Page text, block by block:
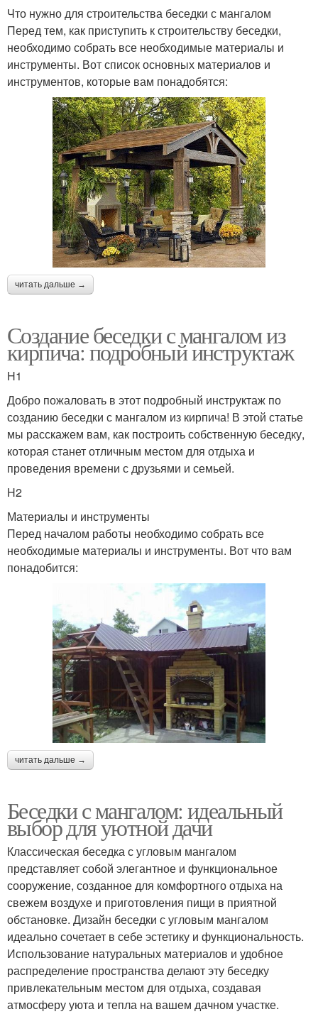
Что нужно для строительства беседки с мангалом
Перед тем, как приступить к строительству беседки,
необходимо собрать все необходимые материалы и
инструменты. Вот список основных материалов и
инструментов, которые вам понадобятся:
читать дальше →
Создание беседки с мангалом из
кирпича: подробный инструктаж
H1
Добро пожаловать в этот подробный инструктаж по
созданию беседки с мангалом из кирпича! В этой статье
мы расскажем вам, как построить собственную беседку,
которая станет отличным местом для отдыха и
проведения времени с друзьями и семьей.
H2
Материалы и инструменты
Перед началом работы необходимо собрать все
необходимые материалы и инструменты. Вот что вам
понадобится:
читать дальше →
Беседки с мангалом: идеальный
выбор для уютной дачи
Классическая беседка с угловым мангалом
представляет собой элегантное и функциональное
сооружение, созданное для комфортного отдыха на
свежем воздухе и приготовления пищи в приятной
обстановке. Дизайн беседки с угловым мангалом
идеально сочетает в себе эстетику и функциональность.
Использование натуральных материалов и удобное
распределение пространства делают эту беседку
привлекательным местом для отдыха, создавая
атмосферу уюта и тепла на вашем дачном участке.